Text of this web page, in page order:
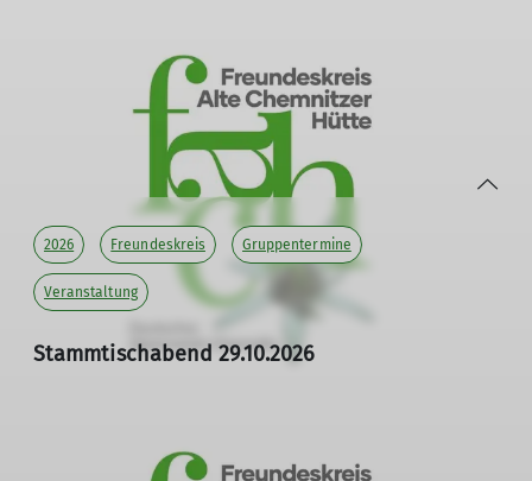
Liebe Freunde der Alten Chemnitzer Hütte,
bevor es für die ersten Mitglieder des Chemnitzer
Alpenvereins in die großen Alpen ging, lagen ihre
„Hausberge“ direkt vor der Tür: im Erzgebirge...
mehr erfahren
2026 Freundeskreis Gruppentermine
Veranstaltung
Stammtischabend 29.10.2026
Liebe Freunde der Alten Chemnitzer Hütte,